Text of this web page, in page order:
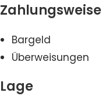
Zahlungsweise
Bargeld
Überweisungen
Lage